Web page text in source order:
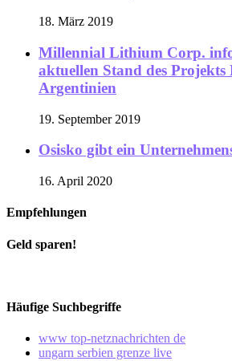
18. März 2019
Millennial Lithium Corp.
aktuellen Stand des Projekts
Argentinien
19. September 2019
Osisko gibt ein
16. April 2020
Empfehlungen
Geld sparen!
Häufige Suchbegriffe
www top-netznachrichten de
ungarn serbien grenze live